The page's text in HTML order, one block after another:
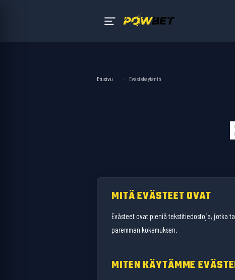
Etusivu › Evästekäytäntö
MITÄ EVÄSTEET OVAT
Evästeet ovat pieniä tekstitiedostoja, jotka
paremman kokemuksen.
MITEN KÄYTÄMME